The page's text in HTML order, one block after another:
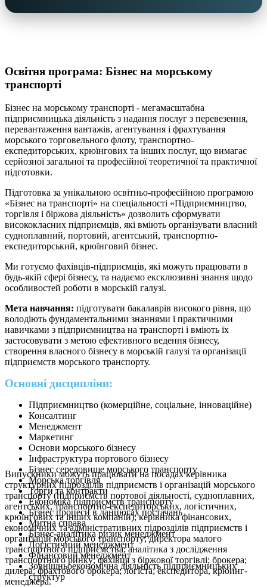
Освітня програма: Бізнес на морському
транспорті
Бізнес на морському транспорті - мегамасштабна
підприємницька діяльність з надання послуг з перевезення,
перевантаження вантажів, агентування і фрахтування
морського торговельного флоту, транспортно-
експедиторських, крюїнгових та інших послуг, що вимагає
серйозної загальної та професійної теоретичної та практичної
підготовки.
Підготовка за унікальною освітньо-професійною програмою
«Бізнес на транспорті» на спеціальності «Підприємництво,
торгівля і біржова діяльність» дозволить сформувати
висококласних підприємців, які вміють організувати власний
судноплавний, портовий, агентський, транспортно-
експедиторський, крюїнговий бізнес.
Ми готуємо фахівців-підприємців, які можуть працювати в
будь-якій сфері бізнесу, та надаємо ексклюзивні знання щодо
особливостей роботи в морській галузі.
Мета навчання: підготувати бакалаврів високого рівня, що
володіють фундаментальними знаннями і практичними
навичками з підприємництва на транспорті і вміють їх
застосовувати з метою ефективного ведення бізнесу,
створення власного бізнесу в морській галузі та організації
підприємств морського транспорту.
Основні дисципліни:
Підприємництво (комерційне, соціальне, інноваційне)
Консалтинг
Менеджмент
Маркетинг
Основи морського бізнесу
Інфраструктура портового бізнесу
Бізнес середовище морського транспорту
Морська торгівля
Торги та контракти
Економіка підприємств транспорту
Бізнес процеси в ланцюгах постачань
Митна справа
Бізнес-аналітика ризик менеджмент
Логістичний менеджмент
Фінансовий менеджмент
Зовнішньоекономічна діяльність підприємницьких
структур
Випускники можуть працювати на посадах керівника
структурних підрозділів підприємств і організацій морського
транспорту (підприємств портової діяльності, судноплавних,
агентських, транспортно-експедиторських, логістичних,
крюїнгових та інших компаній); керівника фінансових,
економічних та адміністративних підрозділів підприємств і
організацій морського транспорту; директора малого
транспортного підприємства; аналітика з дослідження
транспортного ринку; фахівця з біржової торгівлі; брокера;
дилера; фрахтового брокера; логіста; експедитора, крюинг-
менеджера.